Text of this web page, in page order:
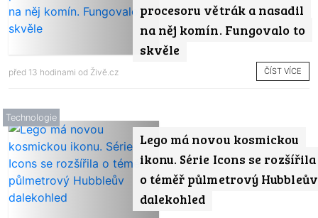
procesoru větrák a nasadil
na něj komín. Fungovalo to
skvěle
před 13 hodinami od Živě.cz ČÍST VÍCE
Lego má novou kosmickou
ikonu. Série Icons se rozšířila
o téměř půlmetrový Hubbleův
dalekohled
Technologie